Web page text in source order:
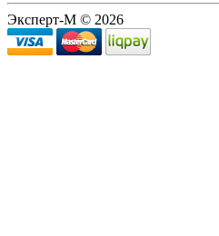
Эксперт-М © 2026